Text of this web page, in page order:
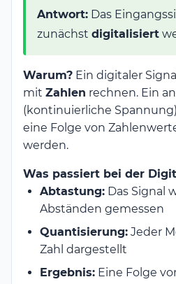
Antwort: Das
zunächst digitalisiert
Warum? Ein digitaler
mit Zahlen rechnen. Ein
(kontinuierliche
eine Folge von
werden.
Was passiert bei der
Abtastung: Das Signal
Abständen gemessen
Quantisierung: Jeder
Zahl dargestellt
Ergebnis: Eine Folge